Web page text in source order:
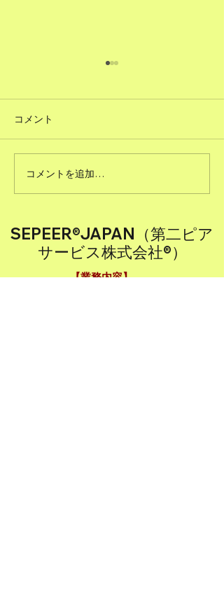
#51ただで人に頼むこと
コメント
コメントを追加…
SEPEER®JAPAN（第二ピア
サービス株式会社®）
【業務内容】